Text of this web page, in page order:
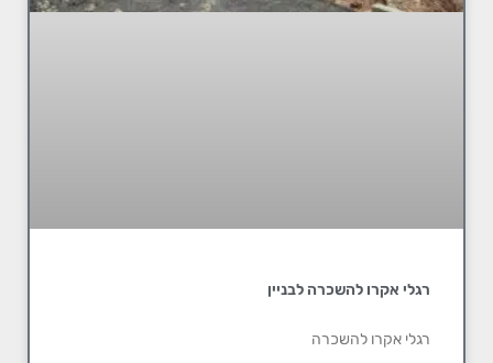
רגלי אקרו להשכרה לבניין
רגלי אקרו להשכרה